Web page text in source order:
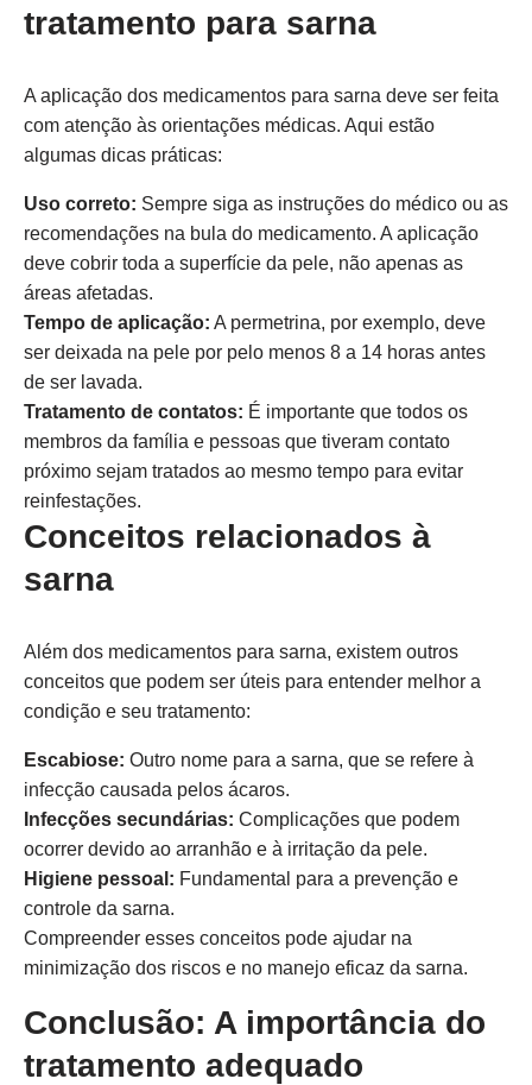
tratamento para sarna
A aplicação dos medicamentos para sarna deve ser feita
com atenção às orientações médicas. Aqui estão
algumas dicas práticas:
Uso correto: Sempre siga as instruções do médico ou as
recomendações na bula do medicamento. A aplicação
deve cobrir toda a superfície da pele, não apenas as
áreas afetadas.
Tempo de aplicação: A permetrina, por exemplo, deve
ser deixada na pele por pelo menos 8 a 14 horas antes
de ser lavada.
Tratamento de contatos: É importante que todos os
membros da família e pessoas que tiveram contato
próximo sejam tratados ao mesmo tempo para evitar
reinfestações.
Conceitos relacionados à
sarna
Além dos medicamentos para sarna, existem outros
conceitos que podem ser úteis para entender melhor a
condição e seu tratamento:
Escabiose: Outro nome para a sarna, que se refere à
infecção causada pelos ácaros.
Infecções secundárias: Complicações que podem
ocorrer devido ao arranhão e à irritação da pele.
Higiene pessoal: Fundamental para a prevenção e
controle da sarna.
Compreender esses conceitos pode ajudar na
minimização dos riscos e no manejo eficaz da sarna.
Conclusão: A importância do
tratamento adequado